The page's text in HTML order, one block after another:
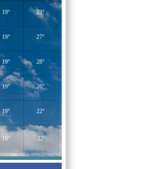
Değişimler
SIRLARI
Çelebi
sokakları
19° 23°
19° 27°
19° 28°
19° 26°
19° 22°
18° 22°